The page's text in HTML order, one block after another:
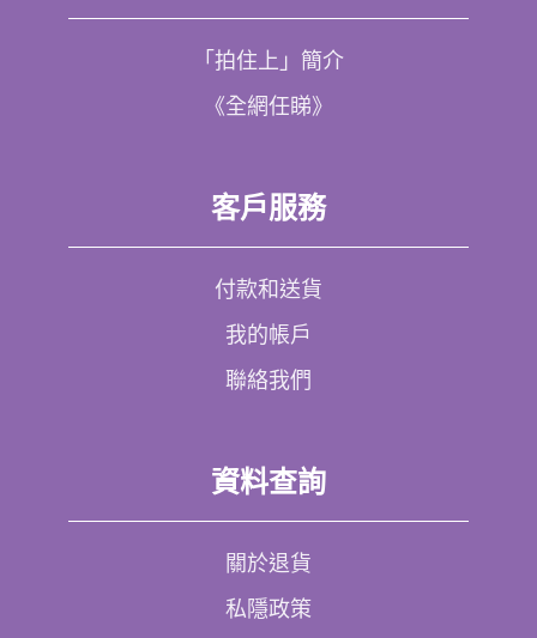
「拍住上」簡介
《全網任睇》
客戶服務
付款和送貨
我的帳戶
聯絡我們
資料查詢
關於退貨
私隱政策